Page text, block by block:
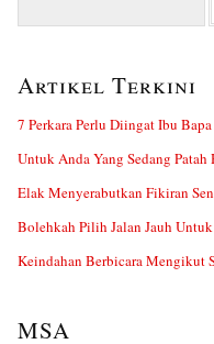
Artikel Terkini
7 Perkara Perlu Diingat Ibu
Untuk Anda Yang Sedang
Elak Menyerabutkan Fikiran
Bolehkah Pilih Jalan Jauh Untuk
Keindahan Berbicara Mengikut
MSA